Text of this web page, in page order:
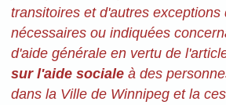
transitoires et d'autres exceptions
nécessaires ou indiquées
d'aide générale en vertu de
sur l'aide socialeà des
dans la Ville de Winnipeg et la